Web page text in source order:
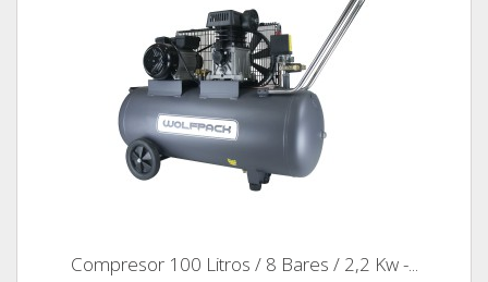
Compresor 100 Litros / 8 Bares / 2,2 Kw -...